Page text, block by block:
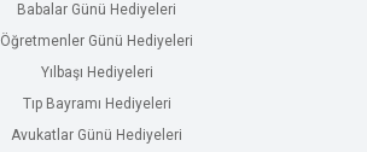
Babalar Günü Hediyeleri
Öğretmenler Günü Hediyeleri
Yılbaşı Hediyeleri
Tıp Bayramı Hediyeleri
Avukatlar Günü Hediyeleri